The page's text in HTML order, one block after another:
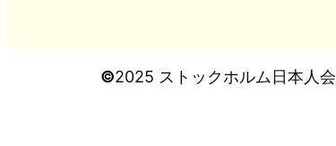
©2025 ストックホルム日本人会